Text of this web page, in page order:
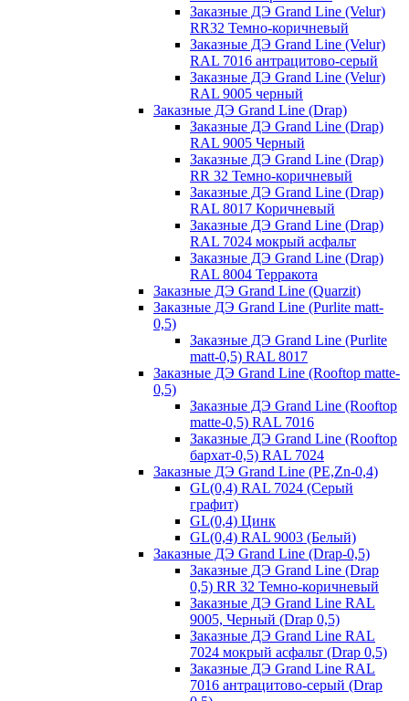
Заказные ДЭ Grand Line (Velur)
RR32 Темно-коричневый
Заказные ДЭ Grand Line (Velur)
RAL 7016 антрацитово-серый
Заказные ДЭ Grand Line (Velur)
RAL 9005 черный
Заказные ДЭ Grand Line (Drap)
Заказные ДЭ Grand Line (Drap)
RAL 9005 Черный
Заказные ДЭ Grand Line (Drap)
RR 32 Темно-коричневый
Заказные ДЭ Grand Line (Drap)
RAL 8017 Коричневый
Заказные ДЭ Grand Line (Drap)
RAL 7024 мокрый асфальт
Заказные ДЭ Grand Line (Drap)
RAL 8004 Терракота
Заказные ДЭ Grand Line (Quarzit)
Заказные ДЭ Grand Line (Purlite matt-
0,5)
Заказные ДЭ Grand Line (Purlite
matt-0,5) RAL 8017
Заказные ДЭ Grand Line (Rooftop matte-
0,5)
Заказные ДЭ Grand Line (Rooftop
matte-0,5) RAL 7016
Заказные ДЭ Grand Line (Rooftop
бархат-0,5) RAL 7024
Заказные ДЭ Grand Line (PE,Zn-0,4)
GL(0,4) RAL 7024 (Серый
графит)
GL(0,4) Цинк
GL(0,4) RAL 9003 (Белый)
Заказные ДЭ Grand Line (Drap-0,5)
Заказные ДЭ Grand Line (Drap
0,5) RR 32 Темно-коричневый
Заказные ДЭ Grand Line RAL
9005, Черный (Drap 0,5)
Заказные ДЭ Grand Line RAL
7024 мокрый асфальт (Drap 0,5)
Заказные ДЭ Grand Line RAL
7016 антрацитово-серый (Drap